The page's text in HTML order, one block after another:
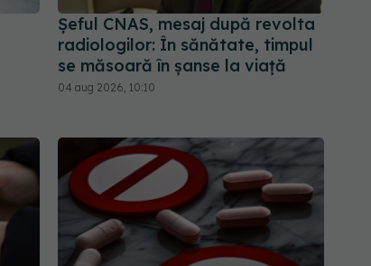
Șeful CNAS, mesaj după revolta
radiologilor: În sănătate, timpul
se măsoară în șanse la viață
04 aug 2026, 10:10